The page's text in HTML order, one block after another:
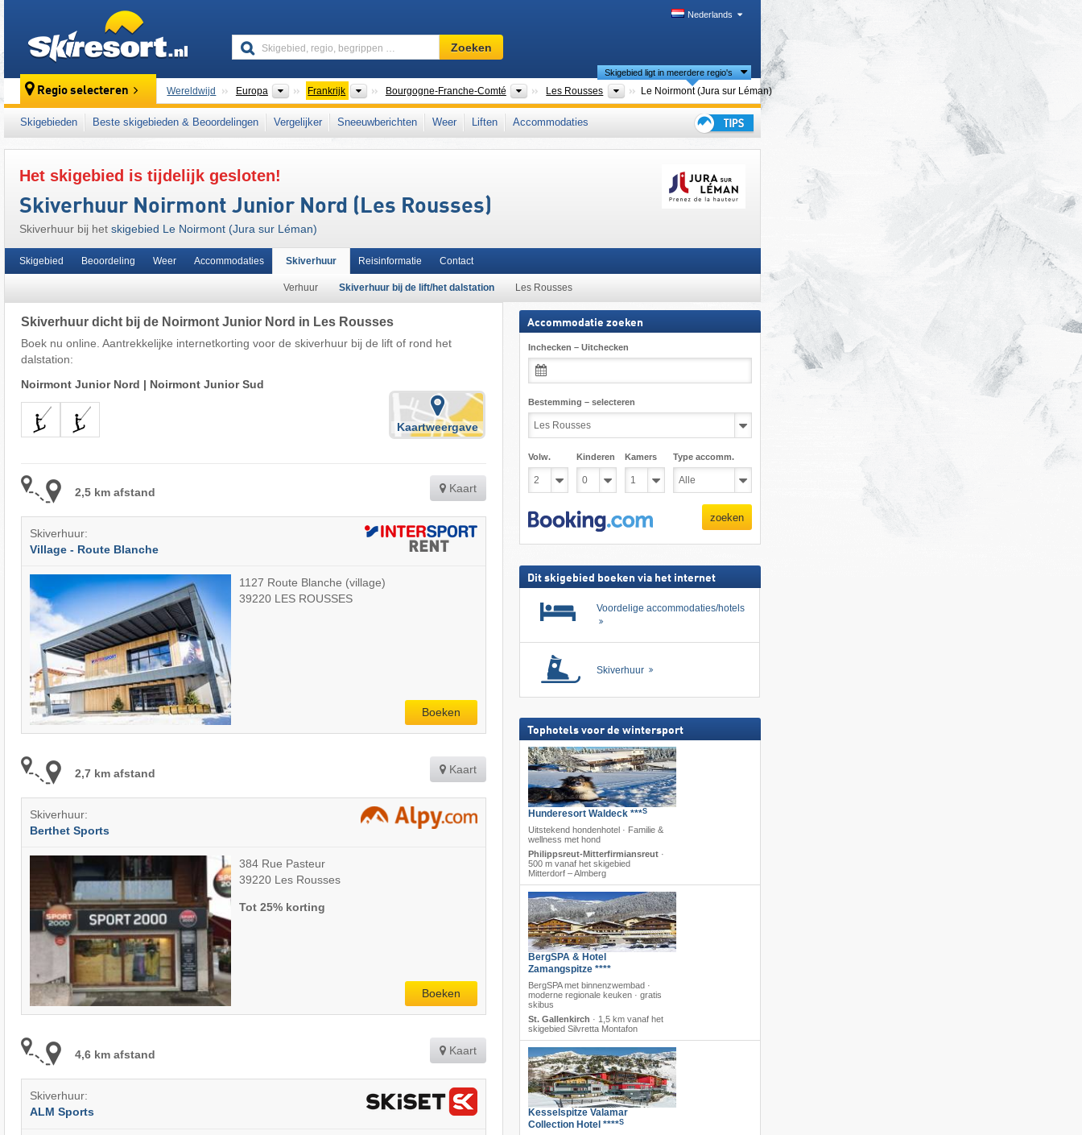
Nederlands
Skigebied,
regio,
…
Zoeken
Regio selecteren Wereldwijd Europa Continenten
Frankrijk LandenBourgogne-Franche-Comté Nieuwe regio's
Les Rousses Maak een keuze
Skigebied ligt in meerdere regio's
Le Noirmont (Jura sur Léman)
Dit skigebied ligt ook in: Jura (departement) Franche-Comté , Franse Jura Jura (gebergte) , West-Europa Europese Unie
Skigebieden Beste skigebieden & Beoordelingen Vergelijker Sneeuwberichten Weer Liften
Accommodaties
de
skivakantie
Het skigebied is tijdelijk gesloten!
Skiverhuur Noirmont Junior Nord (Les Rousses)
Skiverhuur bij het skigebied Le Noirmont (Jura sur Léman)
Skigebied Beoordeling Weer Accommodaties Skiverhuur
Verhuur Skiverhuur bij de lift/het dalstation Les Rousses
Reisinformatie Contact
Skiverhuur dicht bij de Noirmont Junior Nord in Les Rousses
Boek nu online. Aantrekkelijke internetkorting voor de skiverhuur bij de lift of rond het
dalstation:
Noirmont Junior Nord | Noirmont Junior Sud
Kaartweergave
2,5 km afstand Kaart
Skiverhuur:
Village - Route Blanche
1127 Route Blanche (village)
39220 LES ROUSSES
Boeken
2,7 km afstand Kaart
Skiverhuur:
Berthet Sports
384 Rue Pasteur
39220 Les Rousses
Tot 25% korting
Boeken
4,6 km afstand Kaart
Skiverhuur:
ALM Sports
Accommodatie zoeken
Inchecken – Uitchecken
Bestemming – selecteren
Volw. Kinderen Kamers Type accomm.
zoeken
Dit skigebied boeken via het internet
Voordelige accommodaties/hotels
Skiverhuur
Tophotels voor de wintersport
Hunderesort Waldeck ***S
Uitstekend hondenhotel · Familie &
wellness met hond
Philippsreut-Mitterfirmiansreut·
500 m vanaf het skigebied
Mitterdorf – Almberg
BergSPA & Hotel
Zamangspitze ****
BergSPA met binnenzwembad ·
moderne regionale keuken · gratis
skibus
St. Gallenkirch · 1,5 km vanaf het
skigebied Silvretta Montafon
Kesselspitze Valamar
Collection Hotel ****S